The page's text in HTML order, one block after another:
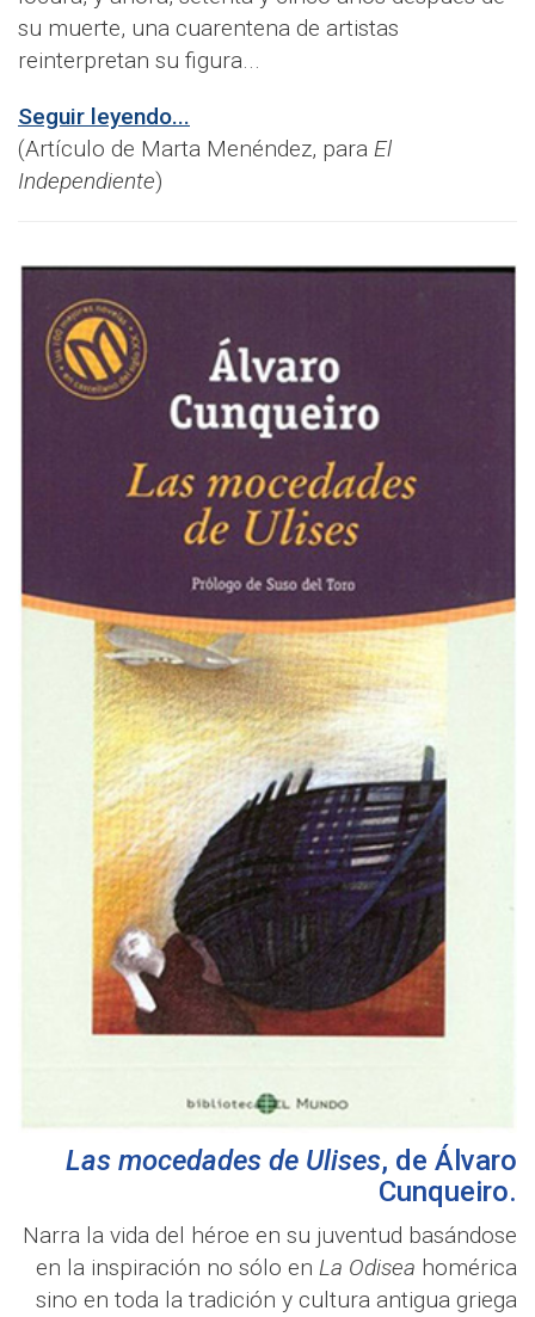
su muerte, una cuarentena de artistas
reinterpretan su figura...
Seguir leyendo...
(Artículo de Marta Menéndez, para El
Independiente)
Las mocedades de Ulises, de Álvaro
Cunqueiro.
Narra la vida del héroe en su juventud basándose
en la inspiración no sólo en La Odisea homérica
sino en toda la tradición y cultura antigua griega